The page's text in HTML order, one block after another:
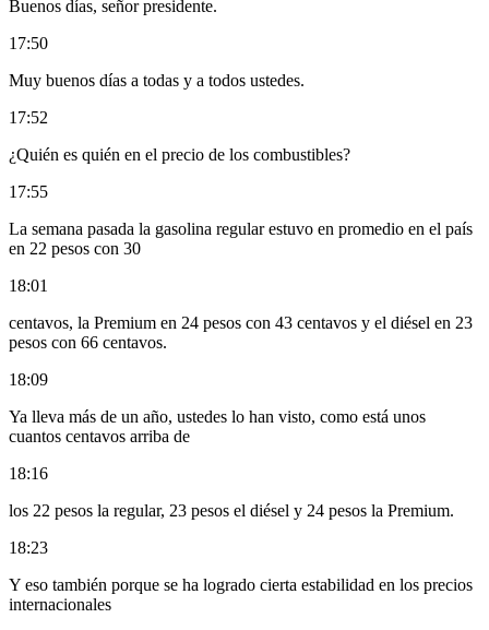
Buenos días, señor presidente.
17:50
Muy buenos días a todas y a todos ustedes.
17:52
¿Quién es quién en el precio de los combustibles?
17:55
La semana pasada la gasolina regular estuvo en promedio en el país
en 22 pesos con 30
18:01
centavos, la Premium en 24 pesos con 43 centavos y el diésel en 23
pesos con 66 centavos.
18:09
Ya lleva más de un año, ustedes lo han visto, como está unos
cuantos centavos arriba de
18:16
los 22 pesos la regular, 23 pesos el diésel y 24 pesos la Premium.
18:23
Y eso también porque se ha logrado cierta estabilidad en los precios
internacionales